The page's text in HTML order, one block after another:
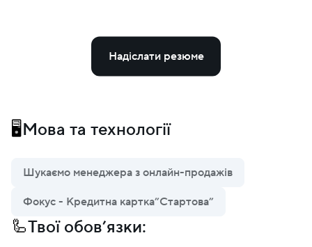
Надіслати резюме
🖥Мова та технології
Шукаємо менеджера з онлайн-продажів
Фокус - Кредитна картка”Стартова”
🦾Твої обов’язки: